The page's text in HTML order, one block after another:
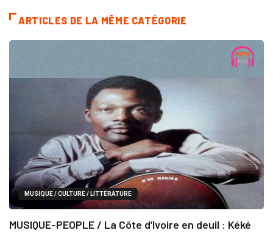
ARTICLES DE LA MÊME CATÉGORIE
MUSIQUE / CULTURE / LITTÉRATURE
MUSIQUE-PEOPLE / La Côte d’Ivoire en deuil : Kéké